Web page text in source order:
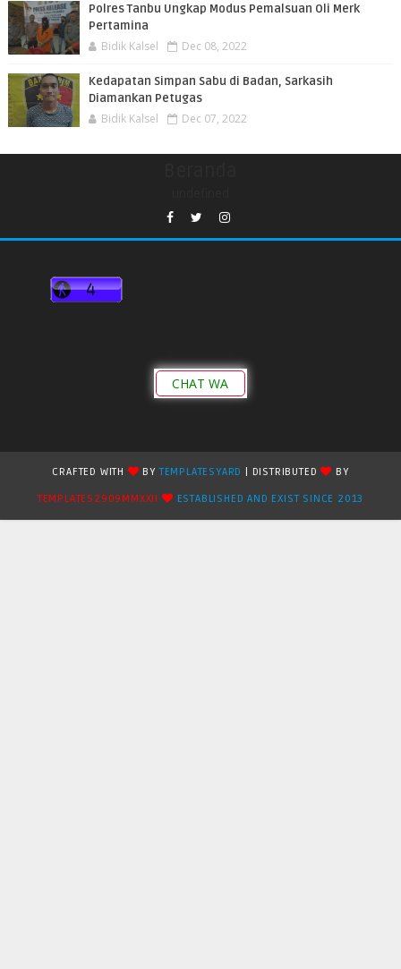
Polres Tanbu Ungkap Modus Pemalsuan Oli Merk
Pertamina
Bidik Kalsel Dec 08, 2022
Kedapatan Simpan Sabu di Badan, Sarkasih
Diamankan Petugas
Bidik Kalsel Dec 07, 2022
CHAT WA
CRAFTED WITH BYTEMPLATESYARD | DISTRIBUTED
BY
TEMPLATES2909MMXXII
ESTABLISHED AND EXIST SINCE 2013